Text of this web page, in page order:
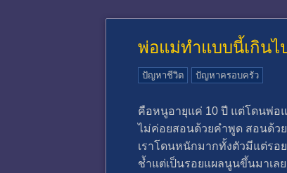
พ่อแม่ทำแบบนี้เกินไ
ปัญหาชีวิต ปัญหาครอบครัว
คือหนูอายุแค่ 10 ปี แต่โดนพ่อแ
ไม่ค่อยสอนด้วยคำพูด สอนด้ว
เราโดนหนักมากทั้งตัวมีแต่รอ
ช้ำแต่เป็นรอยแผลนูนขึ้นมาเล